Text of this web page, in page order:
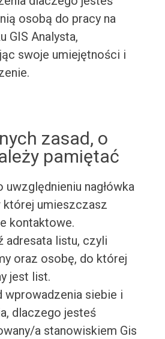
osobą do pracy na
GIS Analysta,
swoje umiejętności i
zasad, o
pamiętać
uwzględnieniu nagłówka
której umieszczasz
kontaktowe.
adresata listu, czyli
oraz osobę, do której
jest list.
wprowadzenia siebie i
dlaczego jesteś
a stanowiskiem Gis